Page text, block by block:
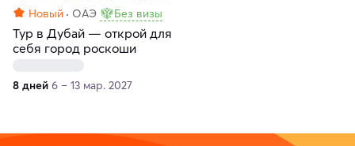
Новый ОАЭ Без визы
Тур в Дубай — открой для
себя город роскоши
8 дней 6 – 13 мар. 2027